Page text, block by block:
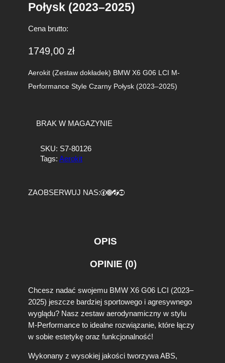
Połysk (2023–2025)
Cena brutto:
1749,00 zł
Aerokit (Zestaw dokładek) BMW X6 G06 LCI M-
Performance Style Czarny Połysk (2023–2025)
BRAK W MAGAZYNIE
SKU: S7-80126
Tags: Aerokit
ZAOBSERWUJ NAS:Facebook https://www.instagram.com/tuningbaza.pl https://www.tiktok.com/@tuningbaza.pl YouTube
OPIS
OPINIE (0)
Chcesz nadać swojemu BMW X6 G06 LCI (2023–
2025) jeszcze bardziej sportowego i agresywnego
wyglądu? Nasz zestaw aerodynamiczny w stylu
M-Performance to idealne rozwiązanie, które łączy
w sobie estetykę oraz funkcjonalność!
Wykonany z wysokiej jakości tworzywa ABS,